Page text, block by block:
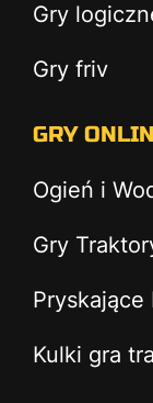
Gry
Gry friv
GRY
Ogień i
Gry
Pryskające
Kulki gra